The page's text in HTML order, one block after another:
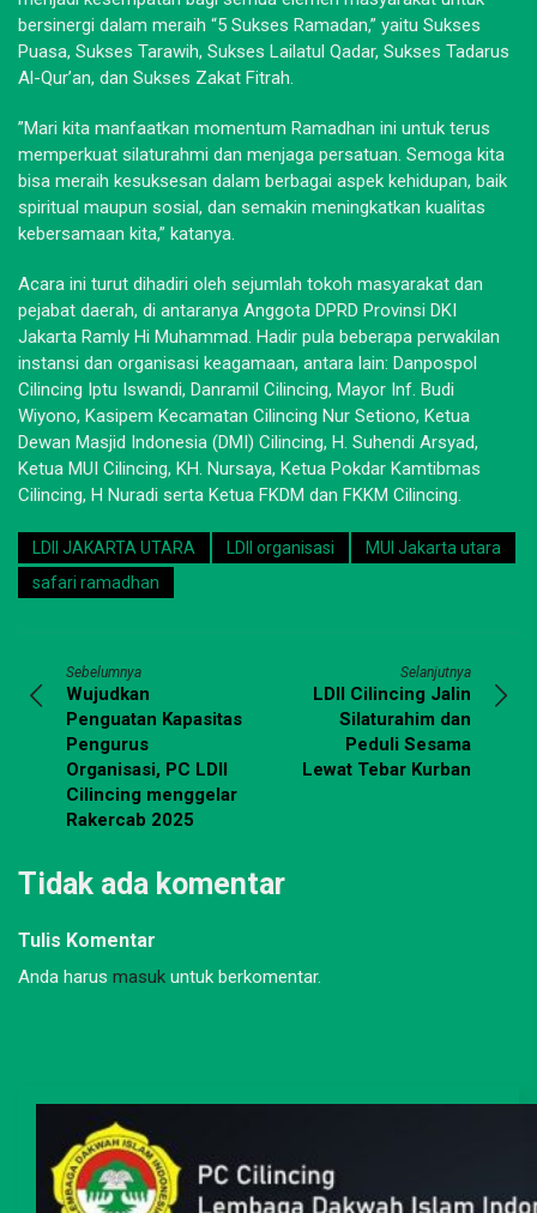
bersinergi dalam meraih “5 Sukses Ramadan,” yaitu Sukses
Puasa, Sukses Tarawih, Sukses Lailatul Qadar, Sukses Tadarus
Al-Qur’an, dan Sukses Zakat Fitrah.
”Mari kita manfaatkan momentum Ramadhan ini untuk terus
memperkuat silaturahmi dan menjaga persatuan. Semoga kita
bisa meraih kesuksesan dalam berbagai aspek kehidupan, baik
spiritual maupun sosial, dan semakin meningkatkan kualitas
kebersamaan kita,” katanya.
Acara ini turut dihadiri oleh sejumlah tokoh masyarakat dan
pejabat daerah, di antaranya Anggota DPRD Provinsi DKI
Jakarta Ramly Hi Muhammad. Hadir pula beberapa perwakilan
instansi dan organisasi keagamaan, antara lain: Danpospol
Cilincing Iptu Iswandi, Danramil Cilincing, Mayor Inf. Budi
Wiyono, Kasipem Kecamatan Cilincing Nur Setiono, Ketua
Dewan Masjid Indonesia (DMI) Cilincing, H. Suhendi Arsyad,
Ketua MUI Cilincing, KH. Nursaya, Ketua Pokdar Kamtibmas
Cilincing, H Nuradi serta Ketua FKDM dan FKKM Cilincing.
LDII JAKARTA UTARA LDII organisasi
MUI Jakarta utara
safari ramadhan
Sebelumnya
Wujudkan
Penguatan Kapasitas
Pengurus
Organisasi, PC LDII
Cilincing menggelar
Rakercab 2025
Selanjutnya
LDII Cilincing Jalin
Silaturahim dan
Peduli Sesama
Lewat Tebar Kurban
Tidak ada komentar
Tulis Komentar
Anda harus masuk untuk berkomentar.